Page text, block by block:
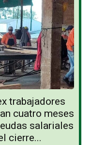
trabajadores
cuatro meses
salariales
cierre...